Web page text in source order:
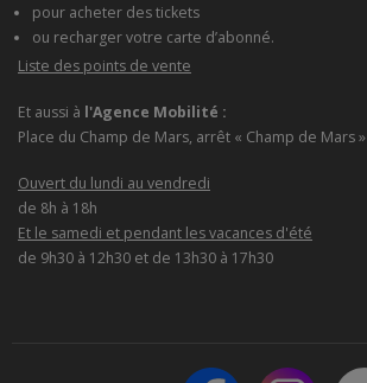
pour acheter des tickets
ou recharger votre carte d’abonné.
Liste des points de vente
Et aussi à l'Agence Mobilité :
Place du Champ de Mars, arrêt « Champ de Mars »
Ouvert du lundi au vendredi
de 8h à 18h
Et le samedi et pendant les vacances d'été
de 9h30 à 12h30 et de 13h30 à 17h30